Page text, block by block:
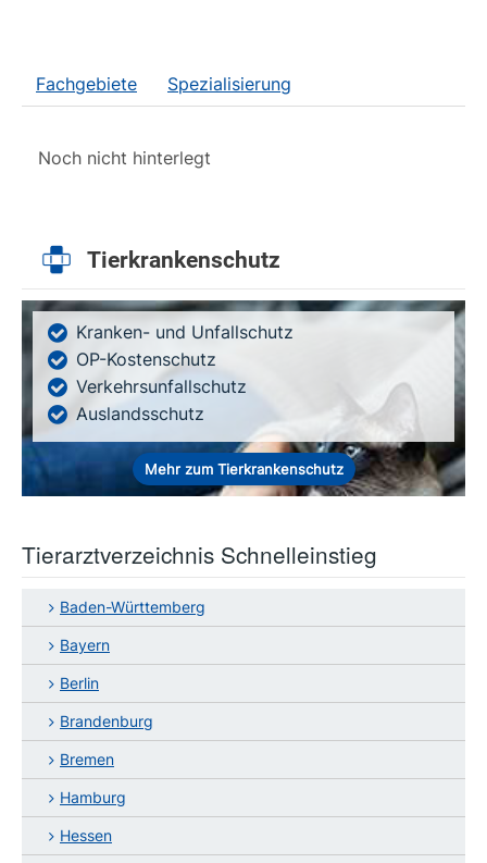
Fachgebiete Spezialisierung
Noch nicht hinterlegt
Tierkrankenschutz
Kranken- und Unfallschutz
OP-Kostenschutz
Verkehrsunfallschutz
Auslandsschutz
Mehr zum Tierkrankenschutz
Tierarztverzeichnis Schnelleinstieg
Baden-Württemberg
Bayern
Berlin
Brandenburg
Bremen
Hamburg
Hessen